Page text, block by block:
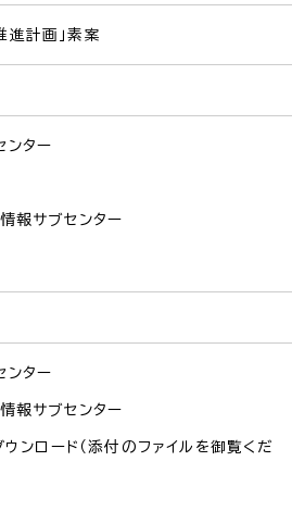
進計画」素案
ター
報サブセンター
ター
報サブセンター
ンロード（添付のファイルを御覧くだ